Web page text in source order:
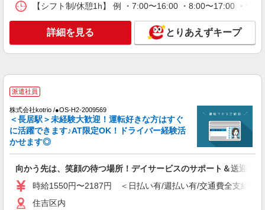
記別途支給 通勤手当 年末年始手当：380円/時 寸
遇改善手当は試用期間中(3ヶ月)は支給なし
キープ 詳細を見る
介護スタッフ
円 夜勤手当：30,000円（5回分） ※6回目以降は1
回6,000円支給 住宅手当：規定あり 精勤手当：
8,000円 ▼下記別途支給 通勤手当 年末年始手当：
月） 特別報酬：平均34.1万円（最高額135万円）
※2025年6月支給実績 ※処遇改善手当は試用期間
大阪府大阪市住吉区我孫子東3-3-11
詳細を見る
パート
株式会社SOYOKAZE【阪奈事業部】：RO12720
【シフト制/休憩1h】 例 ・7:00〜16:00 ・8:00〜17:00 ・
詳細を見る とりあえずキープ
派遣社員
株式会社kotrio /●OS-H2-2009569
＜長居駅＞未経験大歓迎！運転好きな方はすぐ
に活躍できます♪AT限定OK！ドライバー経験活
かせます◎
向かう先は、笑顔の待つ場所！デイサービスのサポート＆送迎
時給1550円〜2187円 ＜日払い有/週払い有/交通費全支給(ガ
住吉区内